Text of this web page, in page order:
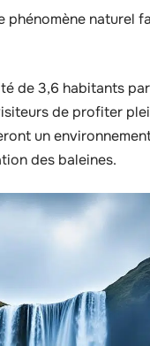
phénomène naturel
de 3,6 habitants par
de profiter
un
des baleines.